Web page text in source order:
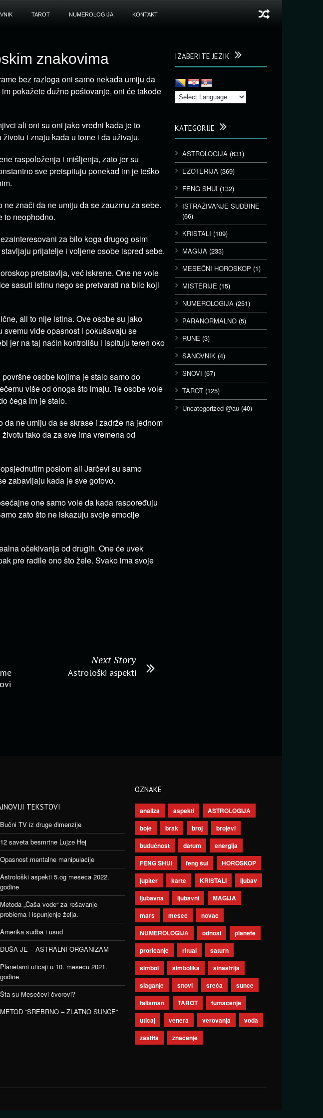
TAROT NUMEROLOGIJA KONTAKT
znakovima
bez razloga oni samo nekada umiju da
pokažete dužno poštovanje, oni će takođe
ali oni su oni jako vredni kada je to
i znaju kada u tome i da uživaju.
raspoloženja i mišljenja, zato jer su
sve preispituju ponekad im je teško
znači da ne umiju da se zauzmu za sebe.
to neophodno.
za bilo koga drugog osim
prijatelje i voljene osobe ispred sebe.
pretstavlja, već iskrene. One ne vole
sasuti istinu nego se pretvarati na bilo koji
ali to nije istina. Ove osobe su jako
vide opasnost i pokušavaju se
jer na taj naćin kontrolišu i ispituju teren oko
osobe kojima je stalo samo do
više od onoga što imaju. Te osobe vole
čega im je stalo.
ne umiju da se skrase i zadrže na jednom
tako da za sve ima vremena od
poslom ali Jarčevi su samo
zabavljaju kada je sve gotovo.
one samo vole da kada raspoređuju
zato što ne iskazuju svoje emocije
očekivanja od drugih. One će uvek
pre radile ono što žele. Svako ima svoje
Next Story
Astrološki aspekti
IZABERITE JEZIK
KATEGORIJE
ASTROLOGIJA (631)
EZOTERIJA (369)
FENG SHUI (132)
ISTRAŽIVANJE SUDBINE
(66)
KRISTALI (109)
MAGIJA (233)
MESEČNI HOROSKOP (1)
MISTERIJE (15)
NUMEROLOGIJA (251)
PARANORMALNO (5)
RUNE (3)
SANOVNIK (4)
SNOVI (67)
TAROT (125)
Uncategorized @au (40)
TEKSTOVI
Bučni TV iz druge dimenzije
12 saveta besmrtne Lujze Hej
Opasnost mentalne manipulacije
Astrološki aspekti 5.og meseca 2022.
godine
Metoda „Čaša vode“ za rešavanje
problema i ispunjenje želja.
Amerika sudba i usud
DUŠA JE – ASTRALNI ORGANIZAM
Planetarni uticaji u 10. mesecu 2021.
godine
Šta su Mesečevi čvorovi?
METOD “SREBRNO – ZLATNO SUNCE”
OZNAKE
analiza aspekti
ASTROLOGIJA
boje
brak broj
brojevi
budućnost
datum
energija
FENG SHUI
feng šui
HOROSKOP
jupiter
karte KRISTALI
ljubav
ljubavna
ljubavni
MAGIJA
mars
mesec
novac
NUMEROLOGIJA
odnosi
planete
proricanje
ritual
saturn
simbol
simbolika
sinastrija
slaganje
snovi sreća
sunce
talisman
TAROT
tumačenje
uticaj
venera verovanja
voda
zaštita
značenje